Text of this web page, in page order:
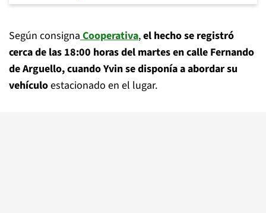
Según consignaCooperativa,el hecho se registró
cerca de las 18:00 horas del martes en calle Fernando
de Arguello, cuando Yvin se disponía a abordar su
vehículoestacionado en el lugar.